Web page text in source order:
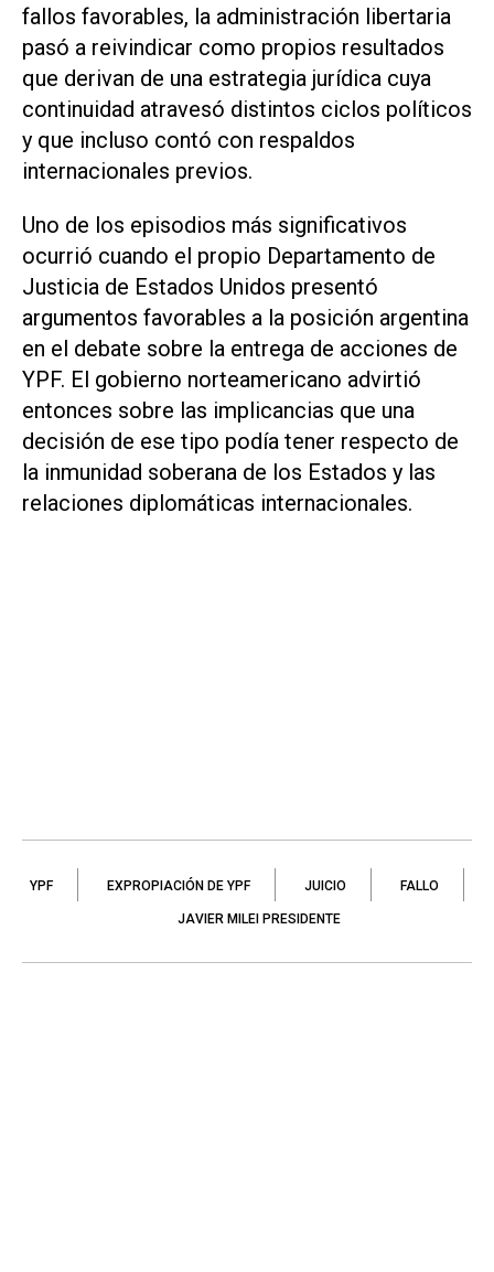
fallos favorables, la administración libertaria
pasó a reivindicar como propios resultados
que derivan de una estrategia jurídica cuya
continuidad atravesó distintos ciclos políticos
y que incluso contó con respaldos
internacionales previos.
Uno de los episodios más significativos
ocurrió cuando el propio Departamento de
Justicia de Estados Unidos presentó
argumentos favorables a la posición argentina
en el debate sobre la entrega de acciones de
YPF. El gobierno norteamericano advirtió
entonces sobre las implicancias que una
decisión de ese tipo podía tener respecto de
la inmunidad soberana de los Estados y las
relaciones diplomáticas internacionales.
YPF EXPROPIACIÓN DE YPF JUICIO FALLO
JAVIER MILEI PRESIDENTE